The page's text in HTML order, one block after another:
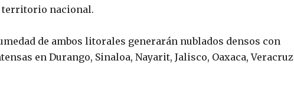
territorio nacional.
de ambos litorales generarán nublados densos con
en Durango, Sinaloa, Nayarit, Jalisco, Oaxaca, Veracruz